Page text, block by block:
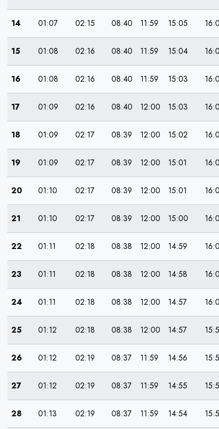
14 01:07 02:15 08:40 11:59 15:05
15 01:08 02:16 08:40 11:59 15:04
16 01:08 02:16 08:40 11:59 15:03
17 01:09 02:16 08:40 12:00 15:03
18 01:09 02:17 08:39 12:00 15:02
19 01:09 02:17 08:39 12:00 15:01
20 01:10 02:17 08:39 12:00 15:01
21 01:10 02:17 08:39 12:00 15:00
22 01:11 02:18 08:38 12:00 14:59
23 01:11 02:18 08:38 12:00 14:58
24 01:11 02:18 08:38 12:00 14:57
25 01:12 02:18 08:38 12:00 14:57
26 01:12 02:19 08:37 11:59 14:56
27 01:12 02:19 08:37 11:59 14:55
28 01:13 02:19 08:37 11:59 14:54